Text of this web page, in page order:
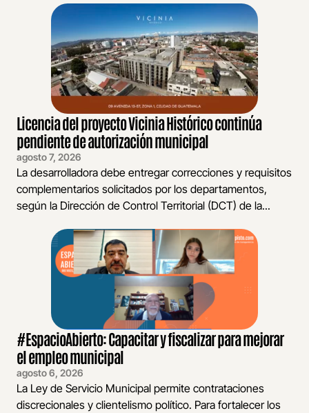
Licencia del proyecto Vicinia Histórico continúa
pendiente de autorización municipal
agosto 7, 2026
La desarrolladora debe entregar correcciones y requisitos
complementarios solicitados por los departamentos,
según la Dirección de Control Territorial (DCT) de la...
#EspacioAbierto: Capacitar y fiscalizar para mejorar
el empleo municipal
agosto 6, 2026
La Ley de Servicio Municipal permite contrataciones
discrecionales y clientelismo político. Para fortalecer los